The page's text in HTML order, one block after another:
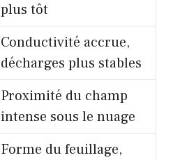
plus tôt
Conductivité accrue,
décharges plus stables
Proximité du champ
intense sous le nuage
Forme du feuillage,